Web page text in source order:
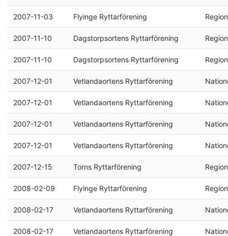
2007-11-03 Flyinge Ryttarförening
2007-11-10 Dagstorpsortens Ryttarförening
2007-11-10 Dagstorpsortens Ryttarförening
2007-12-01 Vetlandaortens Ryttarförening
2007-12-01 Vetlandaortens Ryttarförening
2007-12-01 Vetlandaortens Ryttarförening
2007-12-01 Vetlandaortens Ryttarförening
2007-12-15 Torns Ryttarförening
2008-02-09 Flyinge Ryttarförening
2008-02-17 Vetlandaortens Ryttarförening
2008-02-17 Vetlandaortens Ryttarförening